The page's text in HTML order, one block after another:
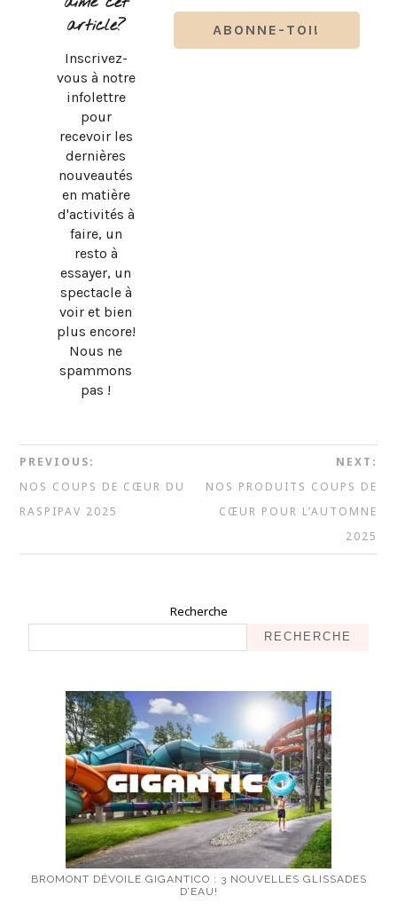
article?
Inscrivez-
vous à notre
infolettre
pour
recevoir les
dernières
nouveautés
en matière
d'activités à
faire, un
resto à
essayer, un
spectacle à
voir et bien
plus encore!
Nous ne
spammons
pas !
PREVIOUS:
NOS COUPS DE CŒUR DU
RASPIPAV 2025
NEXT:
NOS PRODUITS COUPS DE
CŒUR POUR L’AUTOMNE
2025
Recherche
RECHERCHE
BROMONT DÉVOILE GIGANTICO : 3 NOUVELLES GLISSADES
D’EAU!